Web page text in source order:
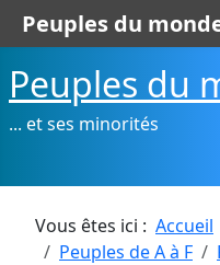
Peuples du
... et ses minorités
Vous êtes ici : Accueil
Peuples de A à F
Peuples du